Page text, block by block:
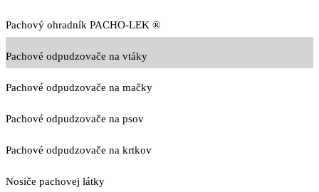
Pachový ohradník PACHO-LEK ®
Pachové odpudzovače na vtáky
Pachové odpudzovače na mačky
Pachové odpudzovače na psov
Pachové odpudzovače na krtkov
Nosiče pachovej látky